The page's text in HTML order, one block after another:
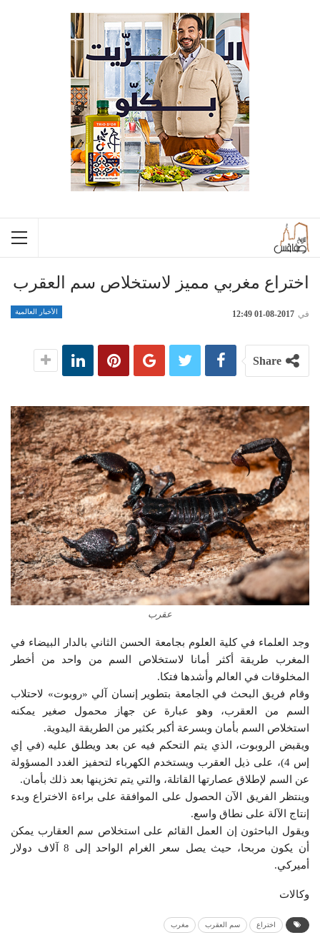
اختراع مغربي مميز لاستخلاص سم العقرب
الأخبار العالمية في 2017-08-01 12:49
Share
عقرب
وجد العلماء في كلية العلوم بجامعة الحسن الثاني بالدار البيضاء في
المغرب طريقة أكثر أمانا لاستخلاص السم من واحد من أخطر
المخلوقات في العالم وأشدها فتكا.
وقام فريق البحث في الجامعة بتطوير إنسان آلي «روبوت» لاحتلاب
السم من العقرب، وهو عبارة عن جهاز محمول صغير يمكنه
استخلاص السم بأمان وبسرعة أكبر بكثير من الطريقة اليدوية.
ويقبض الروبوت، الذي يتم التحكم فيه عن بعد ويطلق عليه (في إي
إس 4)، على ذيل العقرب ويستخدم الكهرباء لتحفيز الغدد المسؤولة
عن السم لإطلاق عصارتها القاتلة، والتي يتم تخزينها بعد ذلك بأمان.
وينتظر الفريق الآن الحصول على الموافقة على براءة الاختراع وبدء
إنتاج الآلة على نطاق واسع.
ويقول الباحثون إن العمل القائم على استخلاص سم العقارب يمكن
أن يكون مربحا، حيث يصل سعر الغرام الواحد إلى 8 آلاف دولار
أميركي.
وكالات
اختراع سم العقرب مغرب